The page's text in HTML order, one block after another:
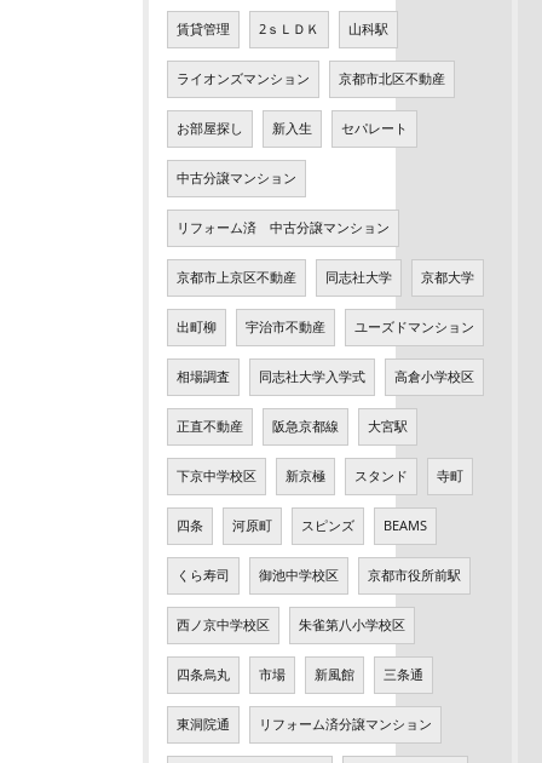
賃貸管理 2ｓＬＤＫ 山科駅
ライオンズマンション 京都市北区不動産
お部屋探し 新入生 セパレート
中古分譲マンション
リフォーム済 中古分譲マンション
京都市上京区不動産 同志社大学 京都大学
出町柳 宇治市不動産 ユーズドマンション
相場調査 同志社大学入学式 高倉小学校区
正直不動産 阪急京都線 大宮駅
下京中学校区 新京極 スタンド 寺町
四条 河原町 スピンズ BEAMS
くら寿司 御池中学校区 京都市役所前駅
西ノ京中学校区 朱雀第八小学校区
四条烏丸 市場 新風館 三条通
東洞院通 リフォーム済分譲マンション